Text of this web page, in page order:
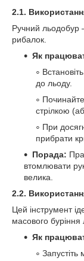
2.1.
Ручний льодобур
рибалок.
Як
до льоду.
стрілкою
При
прибрати
Порада:
втомлювати
велика.
2.2.
Цей інструмент
масового буріння
Як
Запустіть